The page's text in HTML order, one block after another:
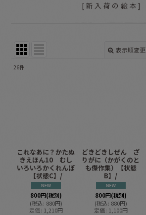
[ 新入荷の絵本]
表示順変更
26件
これなあに？かたぬ
きえほん10 むし
いろいろかくれんぼ
【状態C】/
800円(税別)
(税込: 880円)
定価: 1,210円
どきどきしぜん ざ
りがに（かがくのと
も傑作集）【状態
B】/
800円(税別)
(税込: 880円)
定価: 1,100円